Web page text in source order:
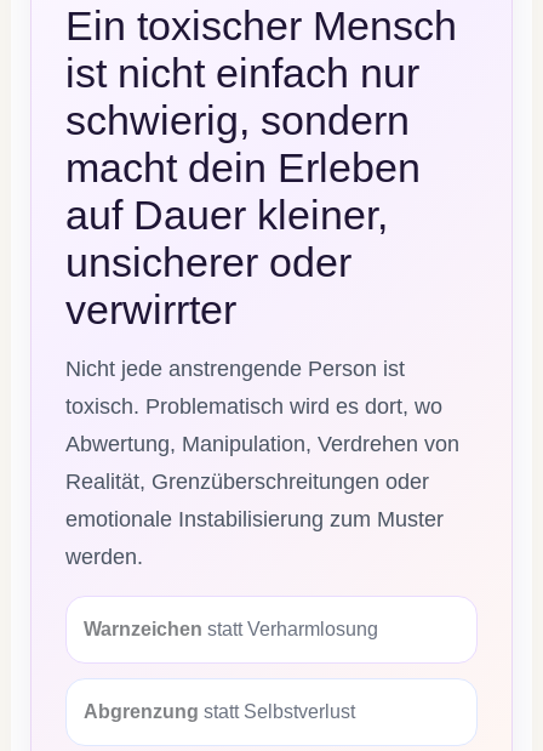
Ein toxischer Mensch
ist nicht einfach nur
schwierig, sondern
macht dein Erleben
auf Dauer kleiner,
unsicherer oder
verwirrter
Nicht jede anstrengende Person ist
toxisch. Problematisch wird es dort, wo
Abwertung, Manipulation, Verdrehen von
Realität, Grenzüberschreitungen oder
emotionale Instabilisierung zum Muster
werden.
Warnzeichen statt Verharmlosung
Abgrenzung statt Selbstverlust